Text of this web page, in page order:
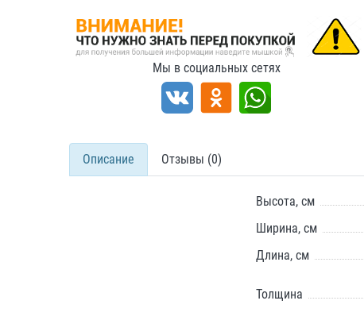
Мы в социальных сетях
Описание Отзывы (0)
Высота, см
Ширина, см
Длина, см
Толщина